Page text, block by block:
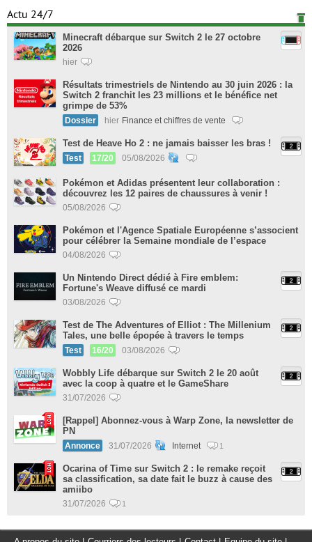
Actu 24/7
Minecraft débarque sur Switch 2 le 27 octobre
2026
hier
Résultats trimestriels de Nintendo au 30 juin 2026 : la
Switch 2 franchit les 23 millions et le bénéfice net
grimpe de 53%
Dossier hier Finance et chiffres de vente
Test de Heave Ho 2 : ne jamais baisser les bras !
Test 17/20 05/08/2026
Pokémon et Adidas présentent leur collaboration :
découvrez les 12 paires de chaussures à venir !
05/08/2026
Pokémon et l'Agence Spatiale Européenne s’associent
pour célébrer la Semaine mondiale de l’espace
04/08/2026
Un Nintendo Direct dédié à Fire emblem:
Fortune's Weave diffusé ce mardi
03/08/2026
Test de The Adventures of Elliot : The Millenium
Tales, une belle épopée à travers le temps
Test 16/20 03/08/2026
Wobbly Life débarque sur Switch 2 le 20 août
avec la coop à quatre et le GameShare
31/07/2026
[Rappel] Abonnez-vous à Warp Zone, la newsletter de
PN
Annonce 31/07/2026 Internet 1
Ocarina of Time sur Switch 2 : le remake reçoit
sa classification, sa date fait le buzz à cause des
amiibo
31/07/2026 1